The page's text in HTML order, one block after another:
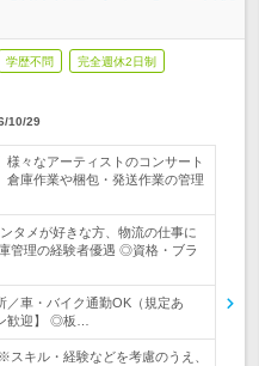
学歴不問 完全週休2日制
10/29
様々なアーティストのコンサート
倉庫作業や梱包・発送作業の管理
タメが好きな方、物流の仕事に
管理の経験者優遇 ◎資格・ブラ
／車・バイク通勤OK（規定あ
歓迎】 ◎板…
キル・経験などを考慮のうえ、